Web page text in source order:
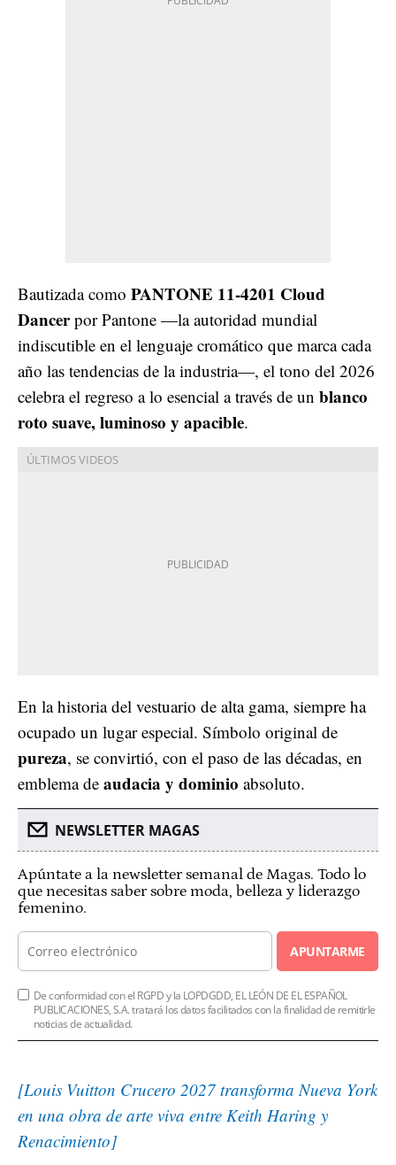
Bautizada como PANTONE 11-4201 Cloud
Dancerpor Pantone —la autoridad mundial
indiscutible en el lenguaje cromático que marca cada
año las tendencias de la industria—, el tono del 2026
celebra el regreso a lo esencial a través de un blanco
roto suave, luminoso y apacible.
En la historia del vestuario de alta gama, siempre ha
ocupado un lugar especial. Símbolo original de
pureza, se convirtió, con el paso de las décadas, en
emblema de audacia y dominio absoluto.
NEWSLETTER MAGAS
Apúntate a la newsletter semanal de Magas. Todo lo
que necesitas saber sobre moda, belleza y liderazgo
femenino.
APUNTARME
De conformidad con el RGPD y la LOPDGDD, EL LEÓN DE EL ESPAÑOL
PUBLICACIONES, S.A. tratará los datos facilitados con la finalidad de remitirle
noticias de actualidad.
[Louis Vuitton Crucero 2027 transforma Nueva York
en una obra de arte viva entre Keith Haring y
Renacimiento]